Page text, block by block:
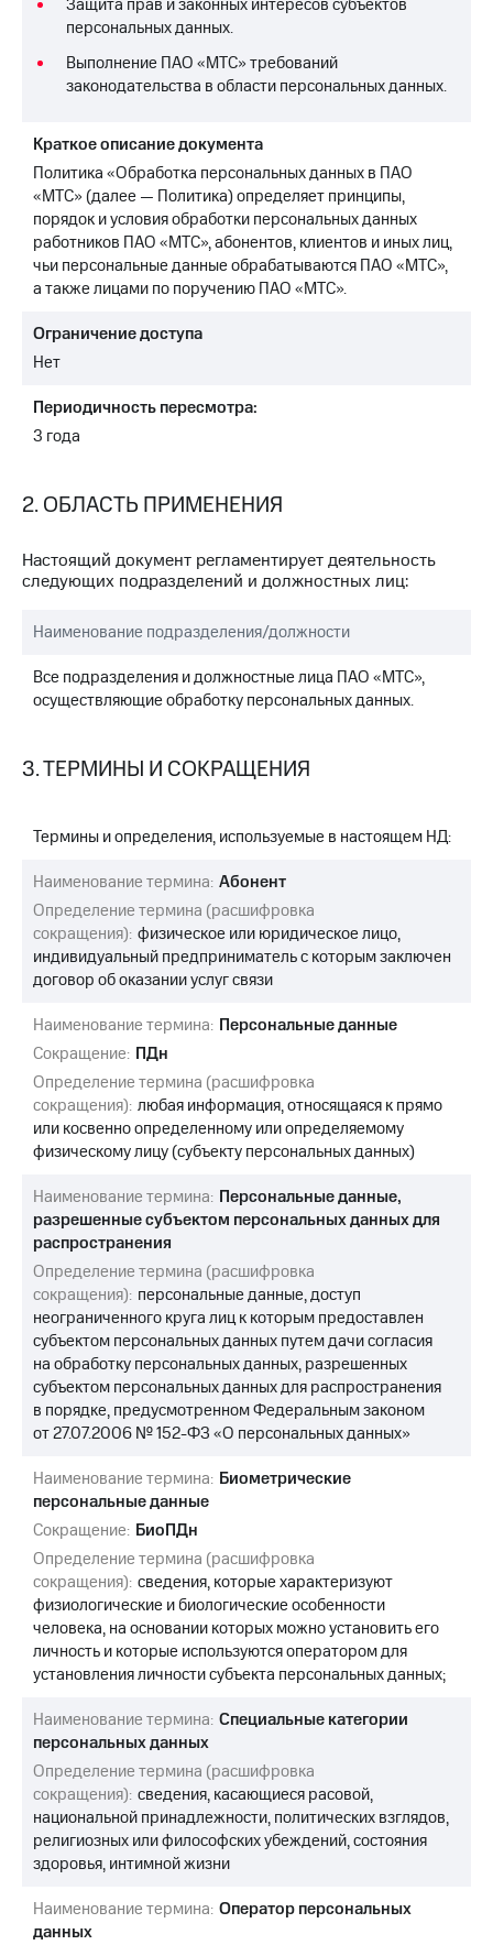
МТС
о технологиях
Достижения
Интервью
Финансовая
отчетность
Контакты
Новости
регионе
и акционерам
управление
Раскрытие
информации
акционерам
Документы
"МТС"
Собрания
Личный
кабинет
капитал
аудит
Рынок
акций
Описание
Программа
приобретения
Порядок
акций
Дивиденды
Рынок
облигаций
Описание
Еврооблигации-2023
Уведомление
о
погашении
именных
облигаций
Другое
Регистратор
Реквизиты
Контакты
развитие
деловая этика
На главную
Защита прав и законных интересов субъектов
персональных данных.
Выполнение ПАО «МТС» требований
законодательства в области персональных данных.
Краткое описание документа
Политика «Обработка персональных данных в ПАО
«МТС» (далее — Политика) определяет принципы,
порядок и условия обработки персональных данных
работников ПАО «МТС», абонентов, клиентов и иных лиц,
чьи персональные данные обрабатываются ПАО «МТС»,
а также лицами по поручению ПАО «МТС».
Ограничение доступа
Нет
Периодичность пересмотра:
3 года
2. ОБЛАСТЬ ПРИМЕНЕНИЯ
Настоящий документ регламентирует деятельность
следующих подразделений и должностных лиц:
Наименование подразделения/должности
Все подразделения и должностные лица ПАО «МТС»,
осуществляющие обработку персональных данных.
3. ТЕРМИНЫ И СОКРАЩЕНИЯ
Термины и определения, используемые в настоящем НД:
Наименование термина: Абонент
Определение термина (расшифровка
сокращения): физическое или юридическое лицо,
индивидуальный предприниматель с которым заключен
договор об оказании услуг связи
Наименование термина: Персональные данные
Сокращение: ПДн
Определение термина (расшифровка
сокращения): любая информация, относящаяся к прямо
или косвенно определенному или определяемому
физическому лицу (субъекту персональных данных)
Наименование термина: Персональные данные,
разрешенные субъектом персональных данных для
распространения
Определение термина (расшифровка
сокращения): персональные данные, доступ
неограниченного круга лиц к которым предоставлен
субъектом персональных данных путем дачи согласия
на обработку персональных данных, разрешенных
субъектом персональных данных для распространения
в порядке, предусмотренном Федеральным законом
от 27.07.2006 № 152-ФЗ «О персональных данных»
Наименование термина: Биометрические
персональные данные
Сокращение: БиоПДн
Определение термина (расшифровка
сокращения): сведения, которые характеризуют
физиологические и биологические особенности
человека, на основании которых можно установить его
личность и которые используются оператором для
установления личности субъекта персональных данных;
Наименование термина: Специальные категории
персональных данных
Определение термина (расшифровка
сокращения): сведения, касающиеся расовой,
национальной принадлежности, политических взглядов,
религиозных или философских убеждений, состояния
здоровья, интимной жизни
Наименование термина: Оператор персональных
данных